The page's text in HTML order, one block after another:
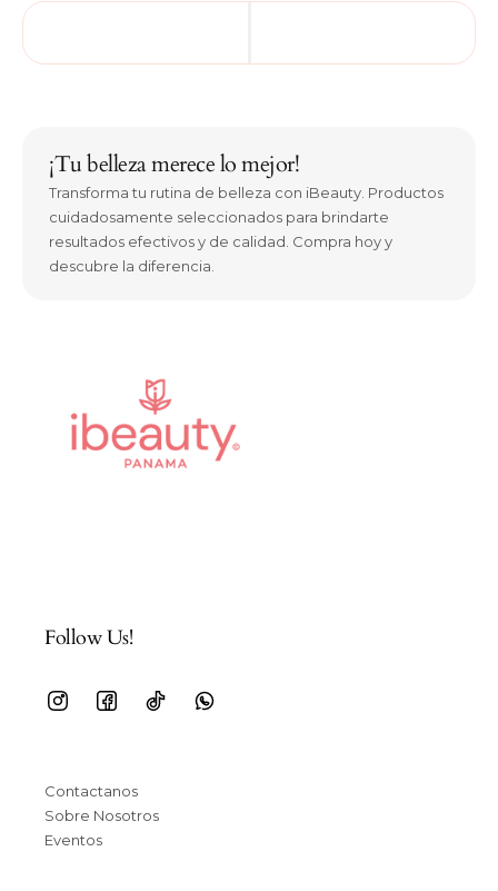
¡Tu belleza merece lo mejor!
Transforma tu rutina de belleza con iBeauty. Productos
cuidadosamente seleccionados para brindarte
resultados efectivos y de calidad. Compra hoy y
descubre la diferencia.
Follow Us!
Contactanos
Sobre Nosotros
Eventos